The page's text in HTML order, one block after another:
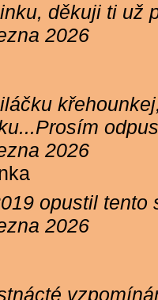
děkuji ti už
2026
2026
opustil
2026